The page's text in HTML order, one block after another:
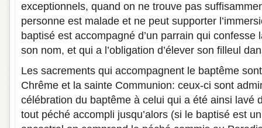
exceptionnels, quand on ne trouve pas
personne est malade et ne peut supporter
baptisé est accompagné d’un parrain qui confesse
son nom, et qui a l’obligation d’élever son filleul
Les sacrements qui accompagnent le baptême
Chrême et la sainte Communion: ceux-ci sont
célébration du baptême à celui qui a été ainsi lavé
tout péché accompli jusqu’alors (si le baptisé est